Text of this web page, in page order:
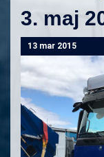
3. maj
13 mar 2015